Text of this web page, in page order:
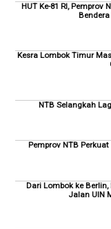
HUT Ke-81 RI,
Kesra Lombok Timur
NTB Selangkah
Pemprov NTB
Dari Lombok ke
Jalan UIN